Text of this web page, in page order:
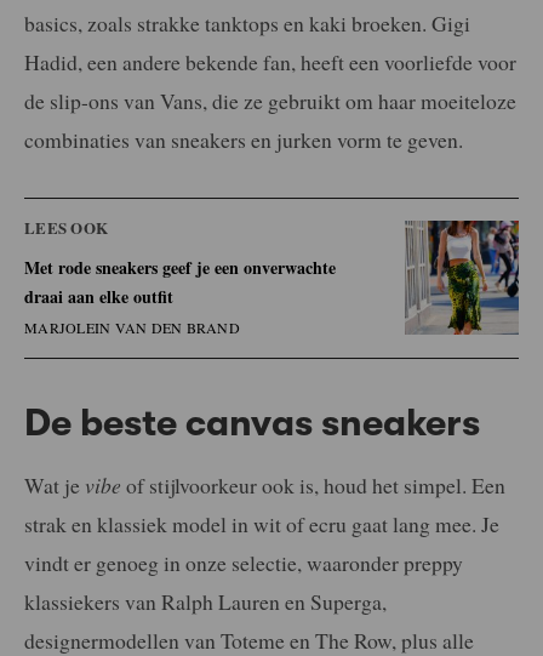
basics, zoals strakke tanktops en kaki broeken. Gigi
Hadid, een andere bekende fan, heeft een voorliefde voor
de slip-ons van Vans, die ze gebruikt om haar moeiteloze
combinaties van sneakers en jurken vorm te geven.
LEES OOK
Met rode sneakers geef je een onverwachte
draai aan elke outfit
MARJOLEIN VAN DEN BRAND
De beste canvas sneakers
Wat je vibe of stijlvoorkeur ook is, houd het simpel. Een
strak en klassiek model in wit of ecru gaat lang mee. Je
vindt er genoeg in onze selectie, waaronder preppy
klassiekers van Ralph Lauren en Superga,
designermodellen van Toteme en The Row, plus alle